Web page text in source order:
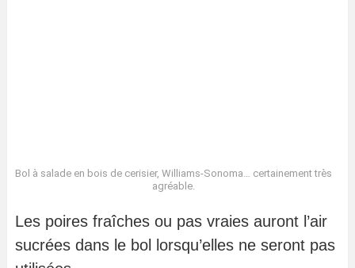
Bol à salade en bois de cerisier, Williams-Sonoma… certainement très
agréable.
Les poires fraîches ou pas vraies auront l’air
sucrées dans le bol lorsqu’elles ne seront pas